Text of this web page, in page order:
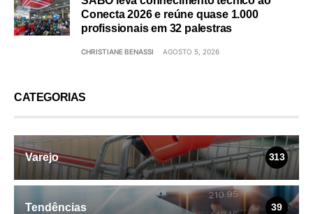
Conecta 2026 e reúne quase 1.000
profissionais em 32 palestras
CHRISTIANE BENASSI AGOSTO 5, 2026
CATEGORIAS
Varejo 313
Tendências 39